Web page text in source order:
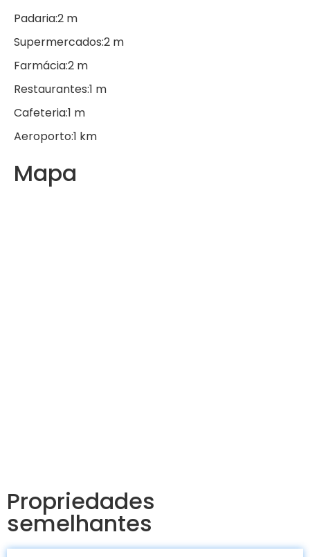
Padaria:2 m
Supermercados:2 m
Farmácia:2 m
Restaurantes:1 m
Cafeteria:1 m
Aeroporto:1 km
Mapa
Propriedades
semelhantes